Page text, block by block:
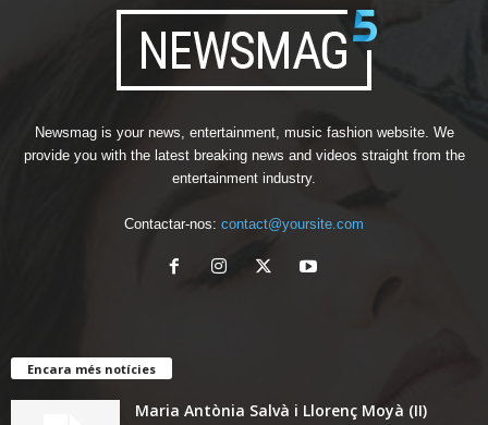
Newsmag is your news, entertainment, music fashion website. We
provide you with the latest breaking news and videos straight from the
entertainment industry.
Contactar-nos: contact@yoursite.com
Encara més notícies
Maria Antònia Salvà i Llorenç Moyà (II)